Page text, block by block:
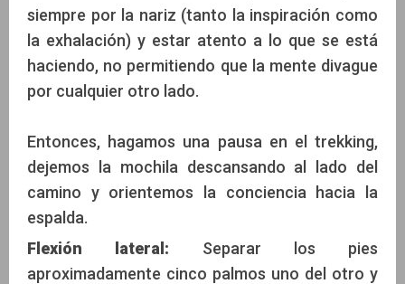
siempre por la nariz (tanto la inspiración como
la exhalación) y estar atento a lo que se está
haciendo, no permitiendo que la mente divague
por cualquier otro lado.
Entonces, hagamos una pausa en el trekking,
dejemos la mochila descansando al lado del
camino y orientemos la conciencia hacia la
espalda.
Flexión lateral: Separar los pies
aproximadamente cinco palmos uno del otro y